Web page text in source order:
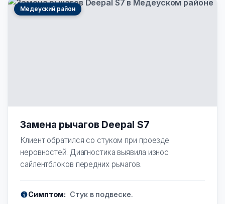
Медеуский район
Замена рычагов Deepal S7
Клиент обратился со стуком при проезде
неровностей. Диагностика выявила износ
сайлентблоков передних рычагов.
Симптом: Стук в подвеске.